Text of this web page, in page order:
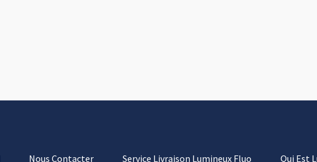
Nous Contacter Service Livraison Lumineux Fluo Qui Est